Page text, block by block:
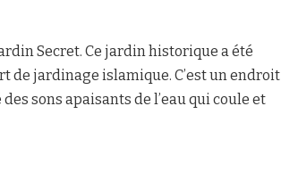
Secret. Ce jardin historique a été
de jardinage islamique. C’est un endroit
sons apaisants de l’eau qui coule et